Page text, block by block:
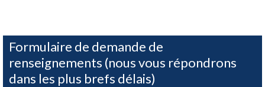
Formulaire de demande de
renseignements (nous vous répondrons
dans les plus brefs délais)